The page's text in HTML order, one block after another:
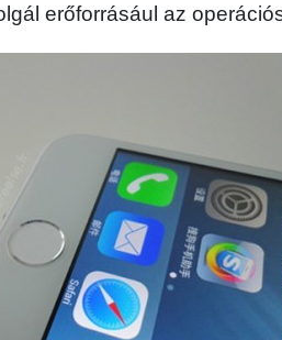
erőforrásául az